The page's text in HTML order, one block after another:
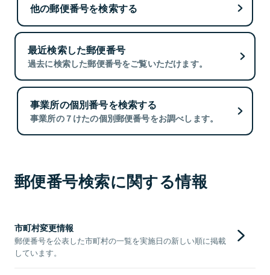
他の郵便番号を検索する
最近検索した郵便番号
過去に検索した郵便番号をご覧いただけます。
事業所の個別番号を検索する
事業所の７けたの個別郵便番号をお調べします。
郵便番号検索に関する情報
市町村変更情報
郵便番号を公表した市町村の一覧を実施日の新しい順に掲載
しています。